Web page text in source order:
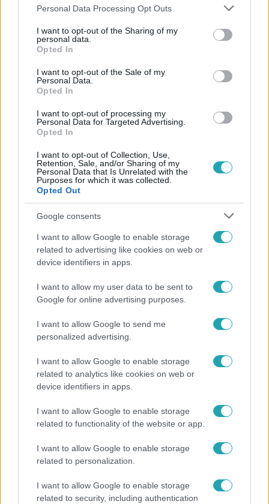
Please note that this website/app uses one or more Google
not limited to your visit or usage behaviour. You may click to
grant or deny consent to Google and its third-party tags to
use your data for below specified purposes in below Google
consent section.
Personal Data Processing Opt Outs
I want to opt-out of the Sharing of my
personal data.
Opted In
I want to opt-out of the Sale of my
Personal Data.
Opted In
I want to opt-out of processing my
Personal Data for Targeted Advertising.
Opted In
I want to opt-out of Collection, Use,
Retention, Sale, and/or Sharing of my
Personal Data that Is Unrelated with the
Purposes for which it was collected.
Opted Out
Google consents
I want to allow Google to enable storage
related to advertising like cookies on web or
device identifiers in apps.
I want to allow my user data to be sent to
Google for online advertising purposes.
I want to allow Google to send me
personalized advertising.
I want to allow Google to enable storage
related to analytics like cookies on web or
device identifiers in apps.
I want to allow Google to enable storage
related to functionality of the website or app.
I want to allow Google to enable storage
related to personalization.
I want to allow Google to enable storage
related to security, including authentication
Népszerű
Nagyvilág
ivott – 122 évig élt
Nem hinnéd, melyik világsztárnak tulajdonítják a
legmagasabb IQ-t